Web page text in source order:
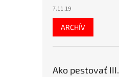
7.11.19
ARCHÍV
Ako pestovať III.